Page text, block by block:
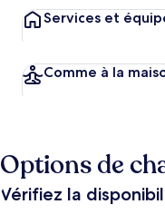
Services et
Comme à la
Options de
Vérifiez la